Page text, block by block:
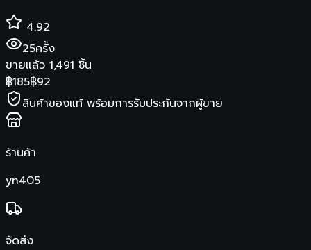
4.92
25ครั้ง
ขายแล้ว 1,491 ชิ้น
฿185฿92
สินค้าของแท้ พร้อมการรับประกันจากผู้ขาย
ร้านค้า
yn405
จัดส่ง